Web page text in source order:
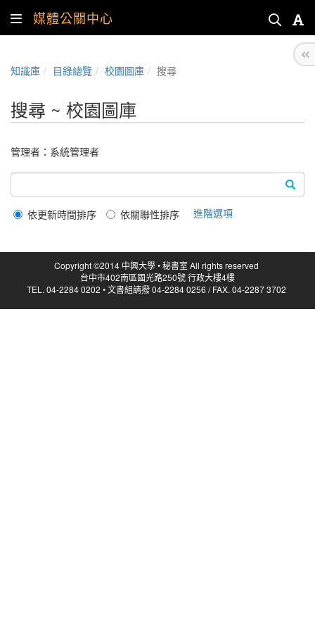
媒體公關中心
知識庫 目錄總覽 校園圖庫 搜尋
搜尋 ~ 校園圖庫
管理者： 系統管理者
依更新時間排序 依關聯性排序 進階選項
Copyright ©2014 中興大學 • 秘書室 All rights reserved
台中市402南區國光路250號 行政大樓4樓
TEL. 04-2284 0202 • 文書組請撥 04-2284 0256 / FAX. 04-2287 3702